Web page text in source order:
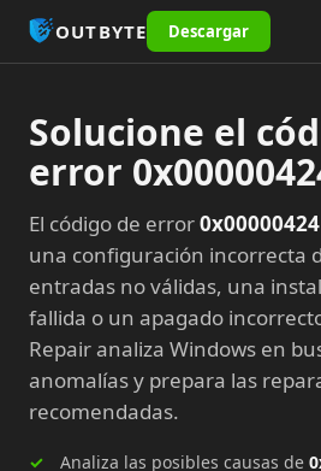
OUTBYTE Descargar
Solucione el
error
El código de error0x00000424
una configuración incorrecta
entradas no válidas, una
fallida o un apagado
Repair analiza Windows en
anomalías y prepara las
recomendadas.
Analiza las posibles causas de